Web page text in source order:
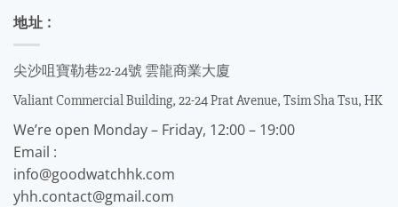
地址 :
尖沙咀寶勒巷22-24號 雲龍商業大廈
Valiant Commercial Building, 22-24 Prat Avenue, Tsim Sha Tsu, HK
We’re open Monday – Friday, 12:00 – 19:00
Email :
info@goodwatchhk.com
yhh.contact@gmail.com